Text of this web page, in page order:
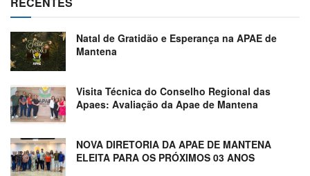
Natal de Gratidão e Esperança na APAE de
Mantena
Visita Técnica do Conselho Regional das
Apaes: Avaliação da Apae de Mantena
NOVA DIRETORIA DA APAE DE MANTENA
ELEITA PARA OS PRÓXIMOS 03 ANOS